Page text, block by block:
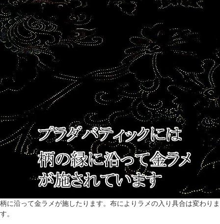
柄に沿って金ラメが施したります。布によりラメの入り具合は変わりま
す。